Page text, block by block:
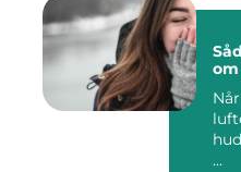
...